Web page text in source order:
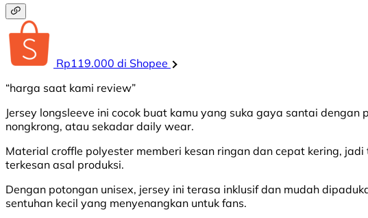
Rp119.000 di Shopee
“harga saat kami review”
Jersey longsleeve ini cocok buat kamu yang suka gaya santai
nongkrong, atau sekadar daily wear.
Material croffle polyester memberi kesan ringan dan cepat kering,
terkesan asal produksi.
Dengan potongan unisex, jersey ini terasa inklusif dan mudah
sentuhan kecil yang menyenangkan untuk fans.